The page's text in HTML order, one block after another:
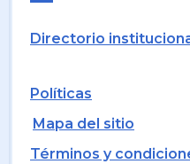
Directorio
Políticas
Mapa del sitio
Términos y